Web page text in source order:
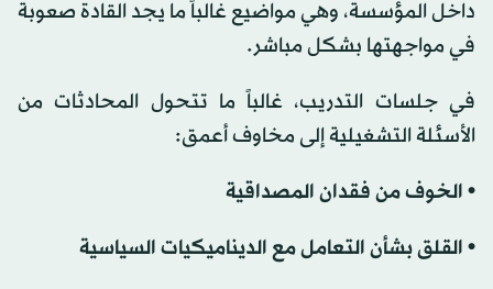
داخل المؤسسة، وهي مواضيع غالباً ما يجد القادة صعوبة
في مواجهتها بشكل مباشر.
في جلسات التدريب، غالباً ما تتحول المحادثات من
الأسئلة التشغيلية إلى مخاوف أعمق:
• الخوف من فقدان المصداقية
• القلق بشأن التعامل مع الديناميكيات السياسية